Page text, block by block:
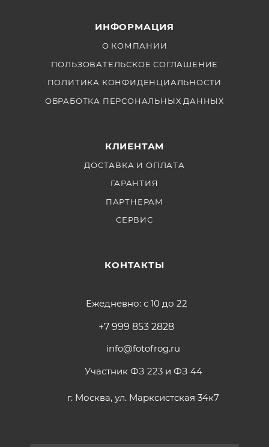
ИНФОРМАЦИЯ
О КОМПАНИИ
ПОЛЬЗОВАТЕЛЬСКОЕ СОГЛАШЕНИЕ
ПОЛИТИКА КОНФИДЕНЦИАЛЬНОСТИ
ОБРАБОТКА ПЕРСОНАЛЬНЫХ ДАННЫХ
КЛИЕНТАМ
ДОСТАВКА И ОПЛАТА
ГАРАНТИЯ
ПАРТНЕРАМ
СЕРВИС
КОНТАКТЫ
Ежедневно: с 10 до 22
+7 999 853 2828
info@fotofrog.ru
Участник ФЗ 223 и ФЗ 44
г. Москва, ул. Марксистская 34к7